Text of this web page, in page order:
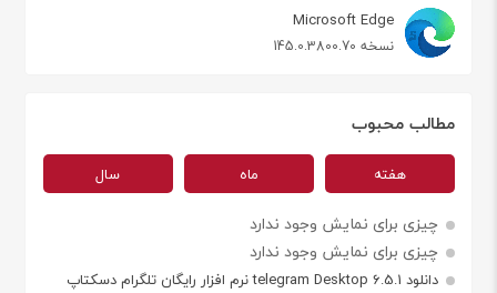
Microsoft Edge
نسخه 145.0.3800.70
مطالب محبوب
هفته ماه سال
چیزی برای نمایش وجود ندارد
چیزی برای نمایش وجود ندارد
دانلود telegram Desktop 6.5.1 نرم افزار رایگان تلگرام دسکتاپ